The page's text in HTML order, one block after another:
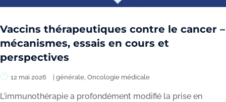
Vaccins thérapeutiques contre le cancer –
mécanismes, essais en cours et
perspectives
12 mai 2026 générale, Oncologie médicale
L'immunothérapie a profondément modifié la prise en